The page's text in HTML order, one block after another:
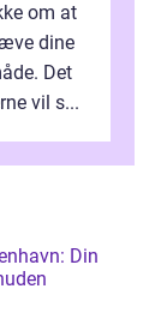
om at
dine
Det
vil s...
Din